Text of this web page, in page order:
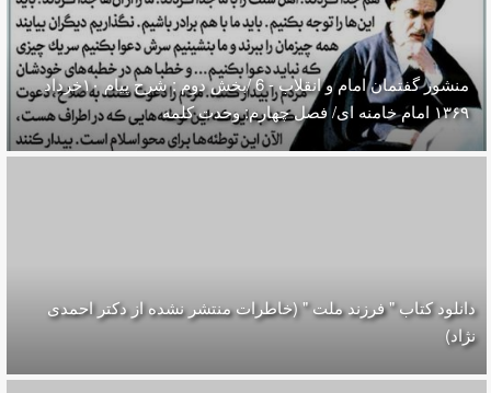
منشور گفتمان امام و انقلاب - 6 /بخش دوم : شرح پیام ۱۰خرداد
۱۳۶۹ امام خامنه ای/ فصل چهارم: وحدت کلمه
دانلود کتاب " فرزند ملت " (خاطرات منتشر نشده از دکتر احمدی
نژاد)